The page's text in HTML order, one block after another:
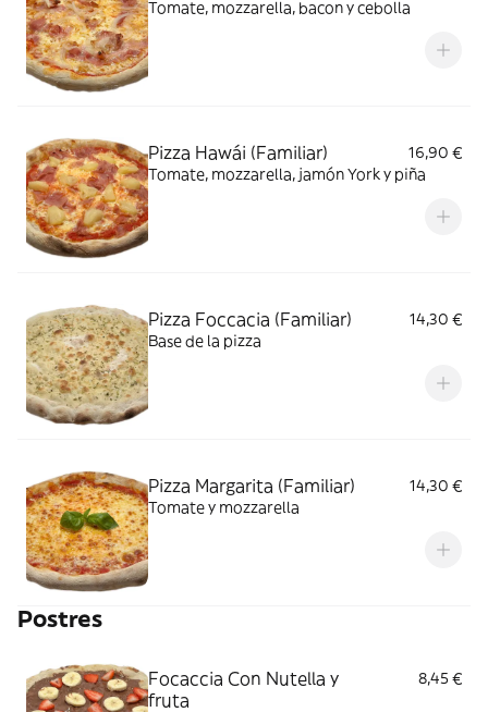
Tomate, mozzarella, bacon y cebolla
Pizza Hawái (Familiar)
16,90 €
Tomate, mozzarella, jamón York y piña
Pizza Foccacia (Familiar)
14,30 €
Base de la pizza
Pizza Margarita (Familiar)
14,30 €
Tomate y mozzarella
Postres
Focaccia Con Nutella y
fruta
8,45 €